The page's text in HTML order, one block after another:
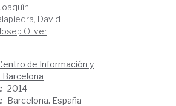
David
Oliver
de Información y
2014
Barcelona. España